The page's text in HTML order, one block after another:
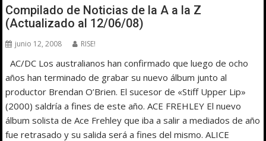
Compilado de Noticias de la A a la Z
(Actualizado al 12/06/08)
junio 12, 2008 RISE!
AC/DC Los australianos han confirmado que luego de ocho
años han terminado de grabar su nuevo álbum junto al
productor Brendan O’Brien. El sucesor de «Stiff Upper Lip»
(2000) saldría a fines de este año. ACE FREHLEY El nuevo
álbum solista de Ace Frehley que iba a salir a mediados de año
fue retrasado y su salida será a fines del mismo. ALICE